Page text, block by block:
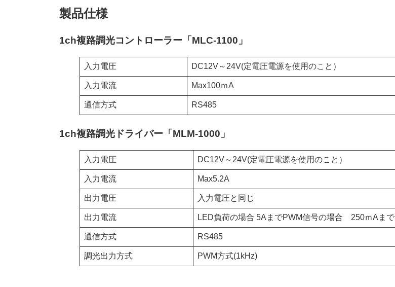
製品仕様
1ch複路調光コントローラー「MLC-1100」
入力電圧 DC12V～24V(定電圧電源を使用のこと）
入力電流 Max100ｍA
通信方式 RS485
1ch複路調光ドライバー「MLM-1000」
入力電圧 DC12V～24V(定電圧電源を使用のこと）
入力電流 Max5.2A
出力電圧 入力電圧と同じ
出力電流 LED負荷の場合 5AまでPWM信号の場合 250ｍAまで
通信方式 RS485
調光出力方式 PWM方式(1kHz)